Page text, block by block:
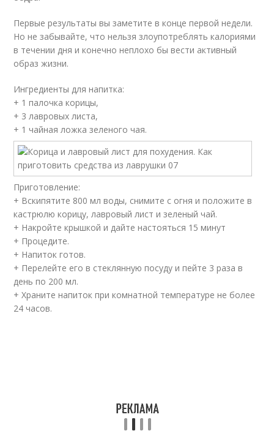
Первые результаты вы заметите в конце первой недели.
Но не забывайте, что нельзя злоупотреблять калориями
в течении дня и конечно неплохо бы вести активный
образ жизни.
Ингредиенты для напитка:
+ 1 палочка корицы,
+ 3 лавровых листа,
+ 1 чайная ложка зеленого чая.
Приготовление:
+ Вскипятите 800 мл воды, снимите с огня и положите в
кастрюлю корицу, лавровый лист и зеленый чай.
+ Накройте крышкой и дайте настояться 15 минут
+ Процедите.
+ Напиток готов.
+ Перелейте его в стеклянную посуду и пейте 3 раза в
день по 200 мл.
+ Храните напиток при комнатной температуре не более
24 часов.